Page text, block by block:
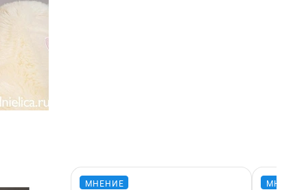
МНЕНИЕ